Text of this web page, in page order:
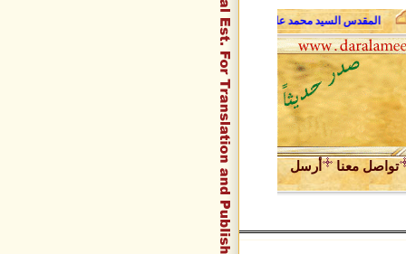
المقدس السيد محمد علي فضل الله وحديث الروح
تواصل معنا أرسل